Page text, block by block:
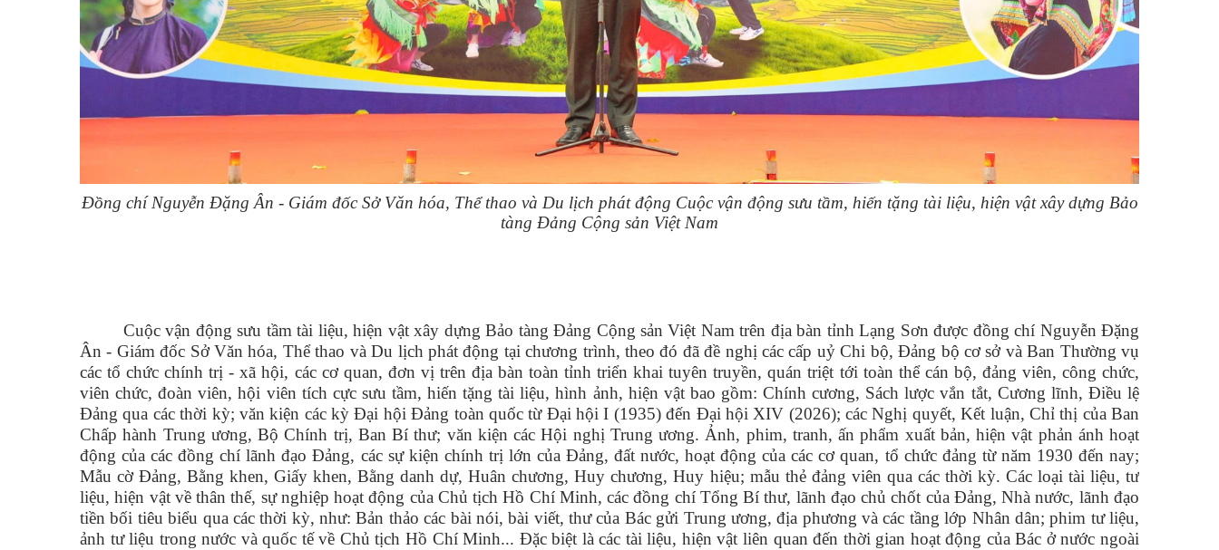
Đồng chí Nguyễn Đặng Ân - Giám đốc Sở Văn hóa, Thể thao và Du lịch phát động Cuộc vận động sưu tầm, hiến tặng tài liệu, hiện vật xây dựng Bảo
tàng Đảng Cộng sản Việt Nam
Cuộc vận động sưu tầm tài liệu, hiện vật xây dựng Bảo tàng Đảng Cộng sản Việt Nam trên địa bàn tỉnh Lạng Sơn được đồng chí Nguyễn Đặng
Ân - Giám đốc Sở Văn hóa, Thể thao và Du lịch phát động tại chương trình, theo đó đã đề nghị các cấp uỷ Chi bộ, Đảng bộ cơ sở và Ban Thường vụ
các tổ chức chính trị - xã hội, các cơ quan, đơn vị trên địa bàn toàn tỉnh triển khai tuyên truyền, quán triệt tới toàn thể cán bộ, đảng viên, công chức,
viên chức, đoàn viên, hội viên tích cực sưu tầm, hiến tặng tài liệu, hình ảnh, hiện vật bao gồm: Chính cương, Sách lược vắn tắt, Cương lĩnh, Điều lệ
Đảng qua các thời kỳ; văn kiện các kỳ Đại hội Đảng toàn quốc từ Đại hội I (1935) đến Đại hội XIV (2026); các Nghị quyết, Kết luận, Chỉ thị của Ban
Chấp hành Trung ương, Bộ Chính trị, Ban Bí thư; văn kiện các Hội nghị Trung ương. Ảnh, phim, tranh, ấn phẩm xuất bản, hiện vật phản ánh hoạt
động của các đồng chí lãnh đạo Đảng, các sự kiện chính trị lớn của Đảng, đất nước, hoạt động của các cơ quan, tổ chức đảng từ năm 1930 đến nay;
Mẫu cờ Đảng, Bằng khen, Giấy khen, Bằng danh dự, Huân chương, Huy chương, Huy hiệu; mẫu thẻ đảng viên qua các thời kỳ. Các loại tài liệu, tư
liệu, hiện vật về thân thế, sự nghiệp hoạt động của Chủ tịch Hồ Chí Minh, các đồng chí Tổng Bí thư, lãnh đạo chủ chốt của Đảng, Nhà nước, lãnh đạo
tiền bối tiêu biểu qua các thời kỳ, như: Bản thảo các bài nói, bài viết, thư của Bác gửi Trung ương, địa phương và các tầng lớp Nhân dân; phim tư liệu,
ảnh tư liệu trong nước và quốc tế về Chủ tịch Hồ Chí Minh... Đặc biệt là các tài liệu, hiện vật liên quan đến thời gian hoạt động của Bác ở nước ngoài